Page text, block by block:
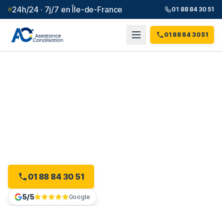
24h/24 · 7j/7 en Île-de-France 01 88 84 30 51
01 88 84 30 51
01 88 84 30 51
5/5 Google